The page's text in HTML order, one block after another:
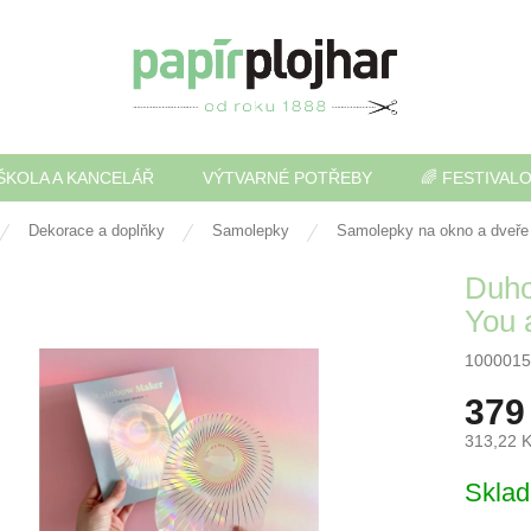
A KANCELÁŘ VÝTVARNÉ POTŘEBY 🌈
Dekorace a doplňky Samolepky Samolepky na okno a dveře
You
313,22
cena: